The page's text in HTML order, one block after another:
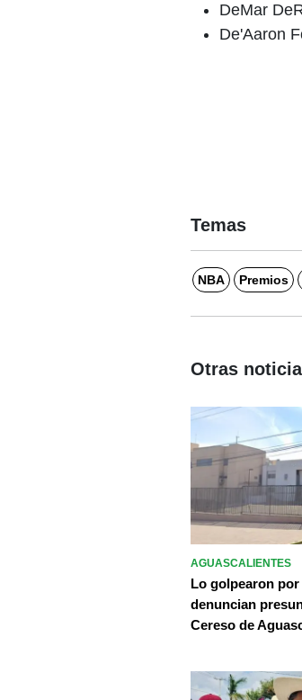
DeMar
De'Aaron
Temas
NBA Premios
Otras
AGUASCALIENTES
Lo golpearon
denuncian
Cereso de